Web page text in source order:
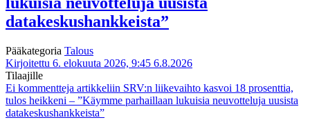
datakeskushankkeista”
Pääkategoria Talous
Kirjoitettu 6. elokuuta 2026, 9:45 6.8.2026
Tilaajille
Ei kommentteja artikkeliin SRV:n liikevaihto kasvoi 18 prosenttia,
tulos heikkeni – ”Käymme parhaillaan lukuisia neuvotteluja uusista
datakeskushankkeista”